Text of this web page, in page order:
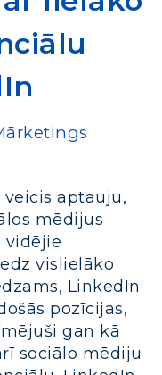
aptauju,
mēdijus
vidējie
vislielāko
LinkedIn
pozīcijas,
gan kā
sociālo mēdiju